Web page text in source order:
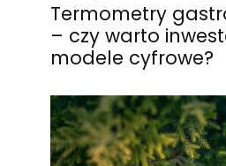
Termometry
– czy warto
modele cyfrowe?